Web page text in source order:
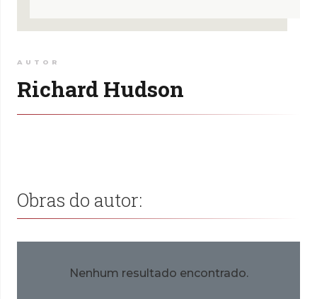
AUTOR
Richard Hudson
Obras do autor:
Nenhum resultado encontrado.